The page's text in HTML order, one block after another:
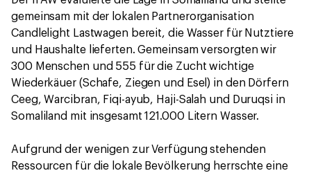
gemeinsam mit der lokalen Partnerorganisation
Candlelight Lastwagen bereit, die Wasser für Nutztiere
und Haushalte lieferten. Gemeinsam versorgten wir
300 Menschen und 555 für die Zucht wichtige
Wiederkäuer (Schafe, Ziegen und Esel) in den Dörfern
Ceeg, Warcibran, Fiqi-ayub, Haji-Salah und Duruqsi in
Somaliland mit insgesamt 121.000 Litern Wasser.
Aufgrund der wenigen zur Verfügung stehenden
Ressourcen für die lokale Bevölkerung herrschte eine